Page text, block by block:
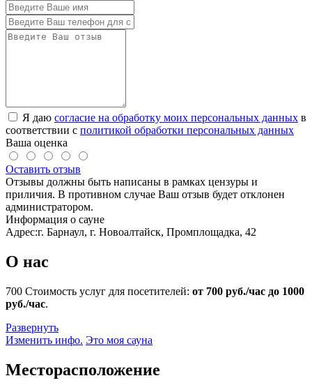
Я даю согласие на обработку моих персональных данных в
соответствии с политикой обработки персональных данных
Ваша оценка
Оставить отзыв
Отзывы должны быть написаны в рамках цензуры и
приличия. В противном случае Ваш отзыв будет отклонен
администратором.
Информация о сауне
Адрес:г. Барнаул, г. Новоалтайск, Промплощадка, 42
О нас
700 Стоимость услуг для посетителей: от 700 руб./час до 1000
руб./час.
Развернуть
Изменить инфо. Это моя сауна
Месторасположение